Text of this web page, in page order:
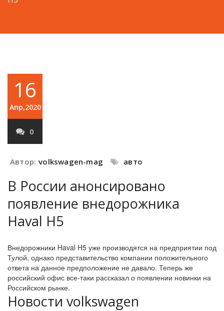
16
Апр,2020
0
Автор: volkswagen-mag авто
В России анонсировано
появление внедорожника
Haval H5
Внедорожники Haval H5 уже производятся на предприятии под
Тулой, однако представительство компании положительного
ответа на данное предположение не давало. Теперь же
российский офис все-таки рассказал о появлении новинки на
Российском рынке.
Новости volkswagen